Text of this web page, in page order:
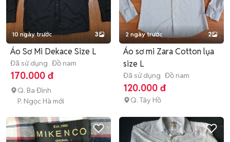
10 ngày trước 3
Áo Sơ Mi Dekace Size L
Đã sử dụng Đồ nam
170.000 đ
Q. Ba Đình
P. Ngọc Hà mới
2 ngày trước 2
Áo sơ mi Zara Cotton lụa
size L
Đã sử dụng Đồ nam
120.000 đ
Q. Tây Hồ